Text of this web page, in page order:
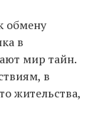
обмену
в
мир тайн.
в
жительства,